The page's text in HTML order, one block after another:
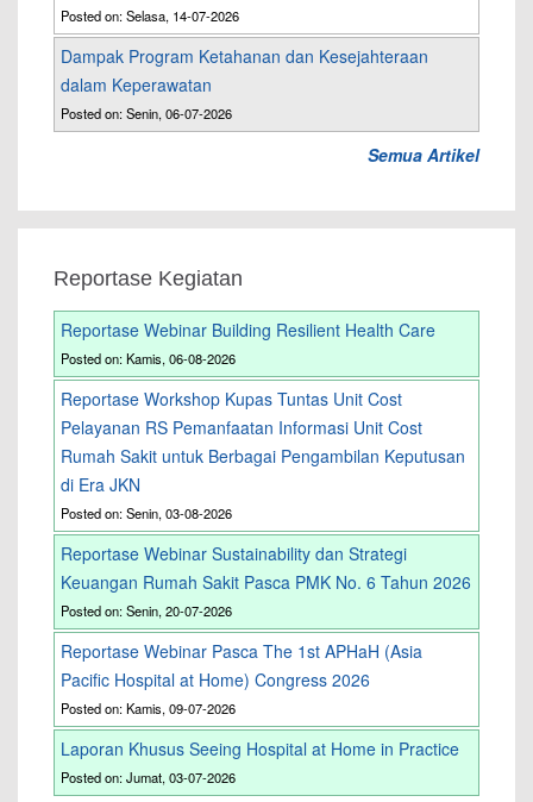
Posted on: Selasa, 14-07-2026
Dampak Program Ketahanan dan Kesejahteraan
dalam Keperawatan
Posted on: Senin, 06-07-2026
Semua Artikel
Reportase Kegiatan
Reportase Webinar Building Resilient Health Care
Posted on: Kamis, 06-08-2026
Reportase Workshop Kupas Tuntas Unit Cost
Pelayanan RS Pemanfaatan Informasi Unit Cost
Rumah Sakit untuk Berbagai Pengambilan Keputusan
di Era JKN
Posted on: Senin, 03-08-2026
Reportase Webinar Sustainability dan Strategi
Keuangan Rumah Sakit Pasca PMK No. 6 Tahun 2026
Posted on: Senin, 20-07-2026
Reportase Webinar Pasca The 1st APHaH (Asia
Pacific Hospital at Home) Congress 2026
Posted on: Kamis, 09-07-2026
Laporan Khusus Seeing Hospital at Home in Practice
Posted on: Jumat, 03-07-2026